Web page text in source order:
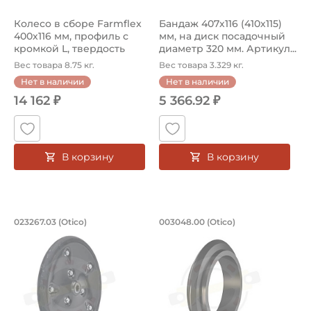
Колесо в сборе Farmflex
400х116 мм, профиль с
кромкой L, твердость
63S,...
Вес товара 8.75 кг.
Нет в наличии
14 162 ₽
В корзину
Бандаж 407х116 (410х115)
мм, на диск посадочный
диаметр 320 мм. Артикул...
Вес товара 3.329 кг.
Нет в наличии
5 366.92 ₽
В корзину
Колесо в сборе Farmflex 310х25 мм,
Колесо в сборе Farmflex — это универсальный и
023267.03 (Otico) Бандаж для катка
003048.00 (Otico)